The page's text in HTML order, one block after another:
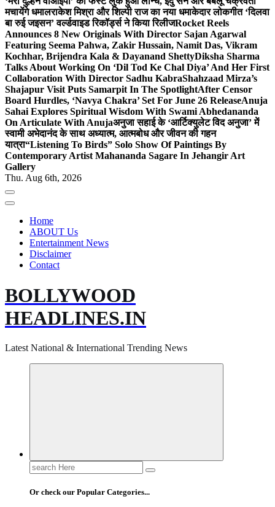
मचायेंगे धमालराकेश मिश्रा और शिल्पी राज का नया धमाकेदार लोकगीत ‘दिलवा
बा रुई जइसन’ वर्ल्डवाइड रिकॉर्ड्स ने किया रिलीजRocket Reels
Announces 8 New Originals With Director Sajan Agarwal
Featuring Seema Pahwa, Zakir Hussain, Namit Das, Vikram
Kochhar, Brijendra Kala & Dayanand ShettyDiksha Sharma
Talks About Working On ‘Dil Tod Ke Chal Diya’ And Her First
Collaboration With Director Sadhu KabraShahzaad Mirza’s
Shajapur Visit Puts Samarpit In The SpotlightAfter Censor
Board Hurdles, ‘Navya Chakra’ Set For June 26 ReleaseAnuja
Sahai Explores Spiritual Wisdom With Swami Abhedananda
On Articulate With Anujaअनुजा सहाई के ‘आर्टिक्युलेट विद अनुजा’ में
स्वामी अभेदानंद के साथ अध्यात्म, आत्मबोध और जीवन की गहन
यात्रा“Listening To Birds” Solo Show Of Paintings By
Contemporary Artist Mahananda Sagare In Jehangir Art
Gallery
Thu. Aug 6th, 2026
Home
ABOUT Us
Entertainment News
Disclaimer
Contact
BOLLYWOOD
HEADLINES.IN
Latest National & International Trending News
Search
for:
Or check our Popular Categories...